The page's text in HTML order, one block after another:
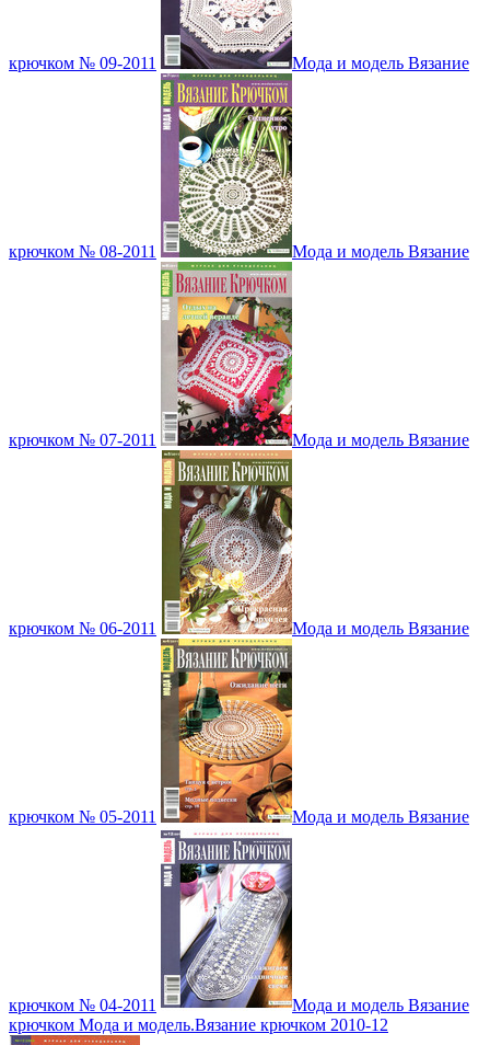
крючком № 09-2011 Мода и модель Вязание
крючком № 08-2011 Мода и модель Вязание
крючком № 07-2011 Мода и модель Вязание
крючком № 06-2011 Мода и модель Вязание
крючком № 05-2011 Мода и модель Вязание
крючком № 04-2011
Мода и модель Вязание
крючком Мода и модель.Вязание крючком 2010-12